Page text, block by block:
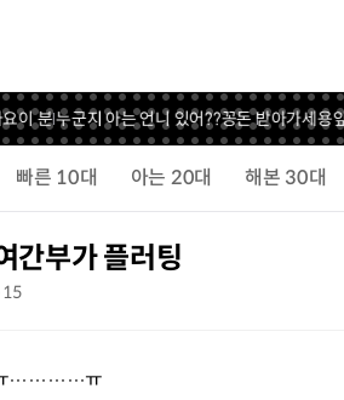
누군지 아는 언니 있어??꽁돈 받아가세용앞으
빠른 10대 아는 20대 해본 30대
간부가 플러팅
15
ㅠ…………ㅠ